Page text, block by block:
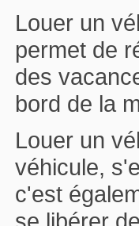
Louer un
permet de
des
bord de la
Louer un
véhicule,
c'est